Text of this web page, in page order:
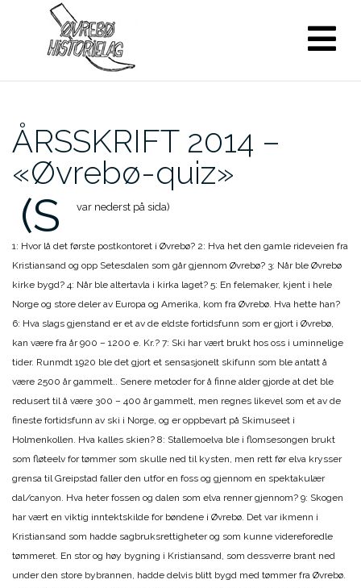
ÅRSSKRIFT 2014 –
«Øvrebø-quiz»
(S var nederst på sida)
1: Hvor lå det første postkontoret i Øvrebø? 2: Hva het den gamle rideveien fra
Kristiansand og opp Setesdalen som går gjennom Øvrebø? 3: Når ble Øvrebø
kirke bygd? 4: Når ble altertavla i kirka laget? 5: En felemaker, kjent i hele
Norge og store deler av Europa og Amerika, kom fra Øvrebø. Hva hette han?
6: Hva slags gjenstand er et av de eldste fortidsfunn som er gjort i Øvrebø,
kan være fra år 900 – 1200 e. Kr.? 7: Ski har vært brukt hos oss i uminnelige
tider. Runmdt 1920 ble det gjort et sensasjonelt skifunn som ble antatt å
være 2500 år gammelt.. Senere metoder for å finne alder gjorde at det ble
redusert til å være 300 – 400 år gammelt, men regnes likevel som et av de
fineste fortidsfunn av ski i Norge, og er oppbevart på Skimuseet i
Holmenkollen. Hva kalles skien? 8: Stallemoelva ble i flomsesongen brukt
som fløteelv for tømmer som skulle ned til kysten, men rett før elva krysser
grensa til Greipstad faller den utfor en foss og gjennom en spektakulær
dal/canyon. Hva heter fossen og dalen som elva renner gjennom? 9: Skogen
har vært en viktig inntektskilde for bøndene i Øvrebø. Det var ikmenn i
Kristiansand som hadde sagbruksrettigheter og som kunne videreforedle
tømmeret. En stor og høy bygning i Kristiansand, som dessverre brant ned
under den store bybrannen, hadde delvis blitt bygd med tømmer fra Øvrebø.